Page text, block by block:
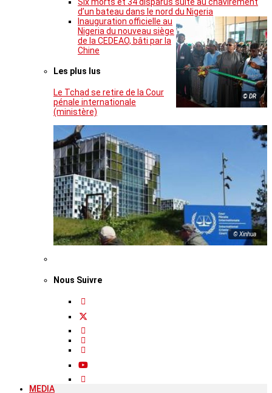
d’un bateau dans le nord du Nigeria
© DR
Inauguration officielle au
Nigeria du nouveau siège
de la CEDEAO, bâti par la
Chine
Les plus lus
Le Tchad se retire de la Cour
pénale internationale
(ministère)
© Xinhua
Nous Suivre
MEDIA